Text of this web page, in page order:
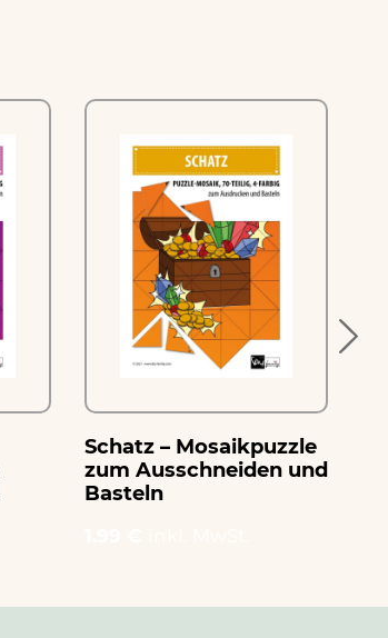
Schatz – Mosaikpuzzle
zum Ausschneiden und
Basteln